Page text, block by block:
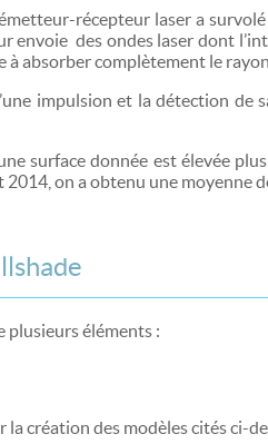
récepteur laser a
envoie des ondes laser dont
à absorber complètement le
impulsion et la détection
surface donnée est élevée
on a obtenu une moyenne
plusieurs éléments :
création des modèles cités ci-